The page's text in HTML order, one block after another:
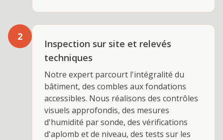
2
Inspection sur site et relevés
techniques
Notre expert parcourt l'intégralité du
bâtiment, des combles aux fondations
accessibles. Nous réalisons des contrôles
visuels approfondis, des mesures
d'humidité par sonde, des vérifications
d'aplomb et de niveau, des tests sur les